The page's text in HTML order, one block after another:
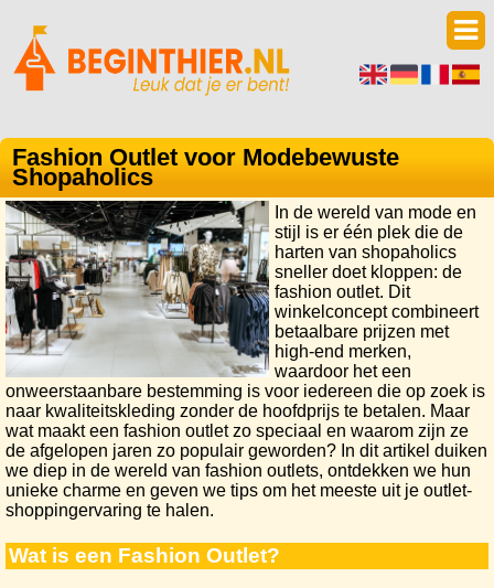
Fashion Outlet voor Modebewuste
Shopaholics
In de wereld van mode en
stijl is er één plek die de
harten van shopaholics
sneller doet kloppen: de
fashion outlet. Dit
winkelconcept combineert
betaalbare prijzen met
high-end merken,
waardoor het een
onweerstaanbare bestemming is voor iedereen die op zoek is
naar kwaliteitskleding zonder de hoofdprijs te betalen. Maar
wat maakt een fashion outlet zo speciaal en waarom zijn ze
de afgelopen jaren zo populair geworden? In dit artikel duiken
we diep in de wereld van fashion outlets, ontdekken we hun
unieke charme en geven we tips om het meeste uit je outlet-
shoppingervaring te halen.
Wat is een Fashion Outlet?